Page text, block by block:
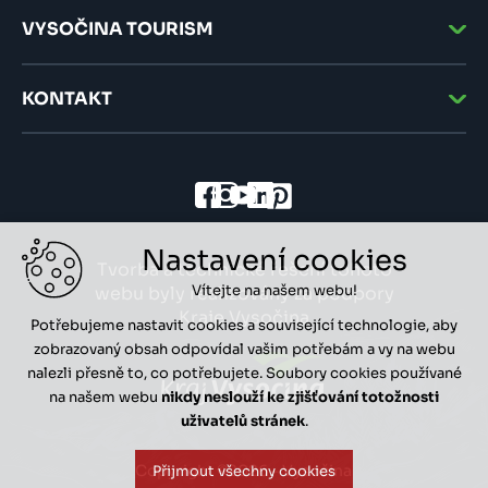
VYSOČINA TOURISM
KONTAKT
Tvorba a technické řešení tohoto
webu byly realizovány za podpory
Kraje Vysočina
Copyright ©2026 - Vysočina
Nastavení cookies
Vítejte na našem webu!
Potřebujeme nastavit cookies a související technologie, aby
zobrazovaný obsah odpovídal vašim potřebám a vy na webu
nalezli přesně to, co potřebujete. Soubory cookies používané
na našem webu nikdy neslouží ke zjišťování totožnosti
uživatelů stránek.
Přijmout všechny cookies